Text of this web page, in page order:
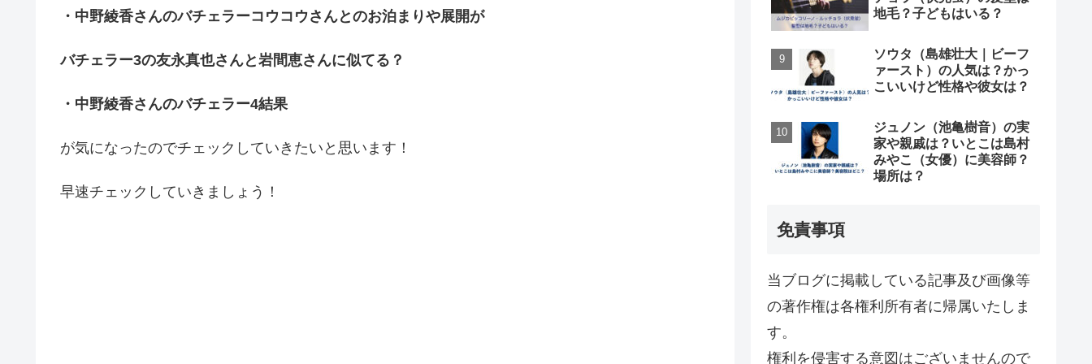
・中野綾香さんのバチェラーコウコウさんとのお泊まりや展開が
バチェラー3の友永真也さんと岩間恵さんに似てる？
・中野綾香さんのバチェラー4結果
が気になったのでチェックしていきたいと思います！
早速チェックしていきましょう！
地毛？子どもはいる？
ソウタ（島雄壮大｜ビーフ
ァースト）の人気は？かっ
こいいけど性格や彼女は？
ジュノン（池亀樹音）の実
家や親戚は？いとこは島村
みやこ（女優）に美容師？
場所は？
免責事項
当ブログに掲載している記事及び画像等
の著作権は各権利所有者に帰属いたしま
す。
権利を侵害する意図はございませんので